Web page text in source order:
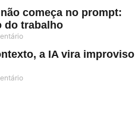
começa no prompt:
do trabalho
a IA vira improviso